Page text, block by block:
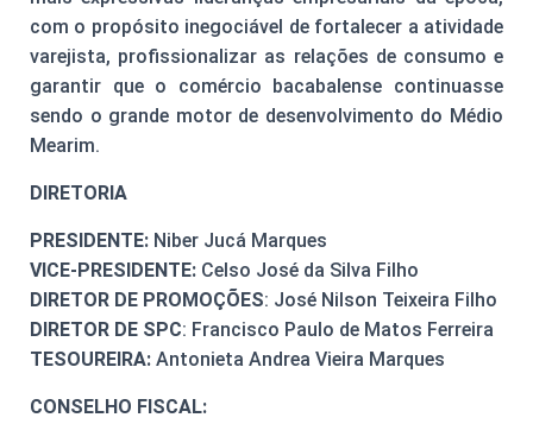
com o propósito inegociável de fortalecer a atividade
varejista, profissionalizar as relações de consumo e
garantir que o comércio bacabalense continuasse
sendo o grande motor de desenvolvimento do Médio
Mearim.
DIRETORIA
PRESIDENTE: Niber Jucá Marques
VICE-PRESIDENTE: Celso José da Silva Filho
DIRETOR DE PROMOÇÕES: José Nilson Teixeira Filho
DIRETOR DE SPC: Francisco Paulo de Matos Ferreira
TESOUREIRA: Antonieta Andrea Vieira Marques
CONSELHO FISCAL: